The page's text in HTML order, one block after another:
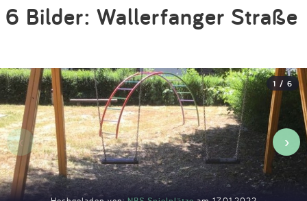
Eintragen
Blog
Partner
Kontakt
6 Bilder: Wallerfanger Straße
1 / 6
‹ ›